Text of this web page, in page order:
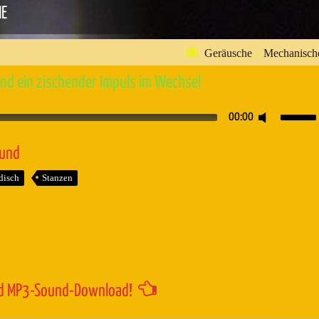
Geräusche »
ein zischender Impuls im Wechsel
00:00
Stanzen
Sound-Download!